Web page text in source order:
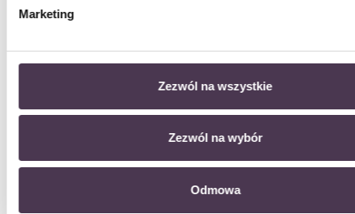
Marketing
Zezwól na wszystkie
Zezwól na wybór
Odmowa